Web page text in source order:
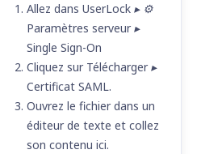
Allez dans UserLock ▸ ⚙️
Paramètres serveur ▸
Single Sign-On
Cliquez sur Télécharger ▸
Certificat SAML.
Ouvrez le fichier dans un
éditeur de texte et collez
son contenu ici.